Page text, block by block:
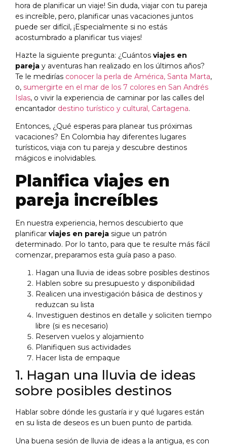
hora de planificar un viaje! Sin duda, viajar con tu pareja
es increíble, pero, planificar unas vacaciones juntos
puede ser difícil, ¡Especialmente si no estás
acostumbrado a planificar tus viajes!
Hazte la siguiente pregunta: ¿Cuántos viajes en
pareja y aventuras han realizado en los últimos años?
Te le medirías conocer la perla de América, Santa Marta,
o, sumergirte en el mar de los 7 colores en San Andrés
Islas, o vivir la experiencia de caminar por las calles del
encantador destino turístico y cultural, Cartagena.
Entonces, ¿Qué esperas para planear tus próximas
vacaciones? En Colombia hay diferentes lugares
turísticos, viaja con tu pareja y descubre destinos
mágicos e inolvidables.
Planifica viajes en
pareja increíbles
En nuestra experiencia, hemos descubierto que
planificar viajes en pareja sigue un patrón
determinado. Por lo tanto, para que te resulte más fácil
comenzar, preparamos esta guía paso a paso.
Hagan una lluvia de ideas sobre posibles destinos
Hablen sobre su presupuesto y disponibilidad
Realicen una investigación básica de destinos y
reduzcan su lista
Investiguen destinos en detalle y soliciten tiempo
libre (si es necesario)
Reserven vuelos y alojamiento
Planifiquen sus actividades
Hacer lista de empaque
1. Hagan una lluvia de ideas
sobre posibles destinos
Hablar sobre dónde les gustaría ir y qué lugares están
en su lista de deseos es un buen punto de partida.
Una buena sesión de lluvia de ideas a la antigua, es con